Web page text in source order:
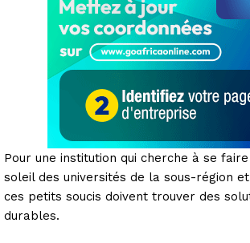
Pour une institution qui cherche à se
soleil des universités de la sous-région
ces petits soucis doivent trouver des
durables.